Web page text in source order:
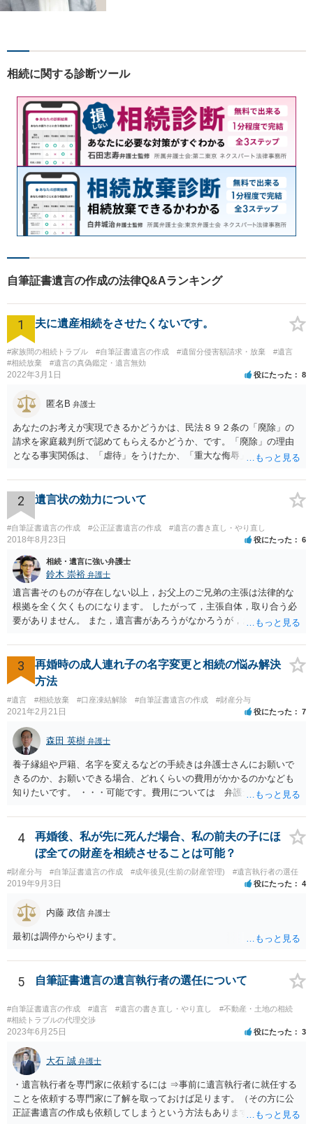
務、交通事故、相続・遺言・
ど。
相続に関する診断ツール
自筆証書遺言の作成の法律Q&Aランキング
1 夫に遺産相続をさせたくないです。
#家族間の相続トラブル #自筆証書遺言の作成 #遺留分侵害額請求・放棄
#遺言
#相続放棄
#遺言の真偽鑑定・遺言無効
2022年3月1日 役にたった 8
匿名B 弁護士
あなたのお考えが実現できるかどうかは、民法８９２条の「廃除」の
請求を家庭裁判所で認めてもらえるかどうか、です。「廃除」の理由
となる事実関係は、「虐待」をうけたか、「重大な侮辱」を受けた
「廃除」は遺言でも可能です（民法８９３条）。 弁護士に具体的な事
情を話して相談して、「廃除」が可能か、実際に法律相談を受けるこ
とをお勧めします。
2 遺言状の効力について
#自筆証書遺言の作成 #公正証書遺言の作成 #遺言の書き直し・やり直し
2018年8月23日 役にたった 6
相続・遺言に強い弁護士
鈴木 崇裕 弁護士
遺言書そのものが存在しない以上，お父上のご兄弟の主張は法律的な
根拠を全く欠くものになります。 したがって，主張自体，取り合う必
要がありません。 また，遺言書があろうがなかろうが，お父上のご兄
ご回答にもありますが， 代理人弁護士をたてて，その弁護士から相手
方に対して， ・相続に関する主張は法的根拠がなく，一切応じないこ
と ・今後一切の連絡をしてこないでほしいこと ・連絡を継続してくる
ようであれば警察への通報や法的措置も辞さないこと などを記載した
書面を発送してもらうことがよろしいように思います。
3
再婚時の成人連れ子の名字変更と相続の悩み解決
方法
#遺言 #相続放棄 #口座凍結解除 #自筆証書遺言の作成 #財産分与
2021年2月21日 役にたった 7
森田 英樹 弁護士
養子縁組や戸籍、名字を変えるなどの手続きは弁護士さんにお願いで
きるのか、お願いできる場合、どれくらいの費用がかかるのかなども
知りたいです。 ・・・可能です。費用については 弁護士と直接面談
ています。 やはり、成人した子のことまでごちゃごちゃ考えず、自分
の事だけ考えるべきなのでしょうか ・・・お子さんの事をまで含め良
い解決案があればお悩みになるのは当然と言えば当然のことです。 彼
と親子関係を結びたいと思っているが、名字は変えたくない・・・養
子縁組の必要があり 氏も変更することになります。 しかし 彼は成人
しているとは言え、自分の子と私の連れ子、全て平等にしたいと希
望。もちろん私もそうできればと思います。 ・・・婚姻前の契約 あ
るいは 遺言書などで その意思を実現する方法はあります。 弁護
士に相談してみてください。
4
再婚後、私が先に死んだ場合、私の前夫の子にほ
ぼ全ての財産を相続させることは可能？
#財産分与 #自筆証書遺言の作成 #成年後見(生前の財産管理) #遺言執行者の選任
2019年9月3日 役にたった 4
内藤 政信 弁護士
最初は調停からやります。
5 自筆証書遺言の遺言執行者の選任について
#自筆証書遺言の作成 #遺言 #遺言の書き直し・やり直し
#不動産・土地の相続
#相続トラブルの代理交渉
2023年6月25日 役にたった 3
大石 誠 弁護士
・遺言執行者を専門家に依頼するには ⇒事前に遺言執行者に就任する
ことを依頼する専門家に了解を取っておけば足ります。（その方に公
正証書遺言の作成も依頼してしまうという方法もあります） 事前に了